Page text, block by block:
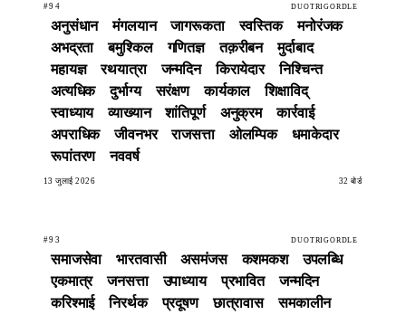
#94 DUOTRIGORDLE
अनुसंधान मंगलयान जागरूकता स्वस्तिक
मनोरंजक
अभद्रता
बमुश्किल गणितज्ञ तक़रीबन
मुर्दाबाद
महायज्ञ
रथयात्रा जन्मदिन किरायेदार
निश्चिन्त
अत्यधिक
दुर्भाग्य सरंक्षण कार्यकाल
शिक्षाविद्
स्वाध्याय
व्याख्यान शांतिपूर्ण अनुक्रम
कार्रवाई
अपराधिक
जीवनभर राजसत्ता ओलम्पिक
धमाकेदार
रूपांतरण
नववर्ष
13 जुलाई 2026 32 बोर्ड
#93 DUOTRIGORDLE
समाजसेवा भारतवासी असमंजस कशमकश
उपलब्धि
एकमात्र
जनसत्ता उपाध्याय प्रभावित
जन्मदिन
करिश्माई
निरर्थक प्रदूषण छात्रावास
समकालीन